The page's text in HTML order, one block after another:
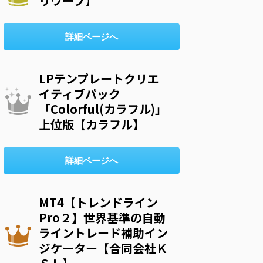
詳細ページへ
LPテンプレートクリエ
イティブパック
「Colorful(カラフル)」
上位版【カラフル】
詳細ページへ
MT4【トレンドライン
Pro２】世界基準の自動
ライントレード補助イン
ジケーター【合同会社Ｋ